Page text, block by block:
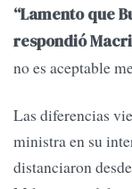
“Lamento que
respondió
no es aceptable
Las diferencias
ministra en su
distanciaron